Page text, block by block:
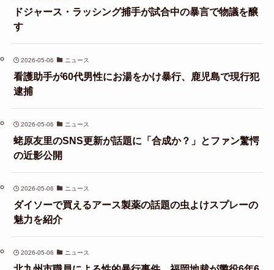
ドジャース・ラッシング捕手が試合中の暴言で物議を醸
す
2026-05-06 ニュース
看護助手が60代男性にお湯をかけ暴行、鹿児島で現行犯
逮捕
2026-05-06 ニュース
蛯原友里のSNS更新が話題に「合成か？」とファン驚愕
の近影公開
2026-05-06 ニュース
ダイソーで買えるアース製薬の話題の虫よけスプレーの
魅力を紹介
2026-05-06 ニュース